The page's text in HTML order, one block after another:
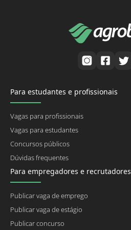
Para estudantes e profissionais
Vagas para profissionais
Vagas para estudantes
Concursos públicos
Dúvidas frequentes
Para empregadores e recrutadores
Publicar vaga de emprego
Publicar vaga de estágio
Publicar concurso